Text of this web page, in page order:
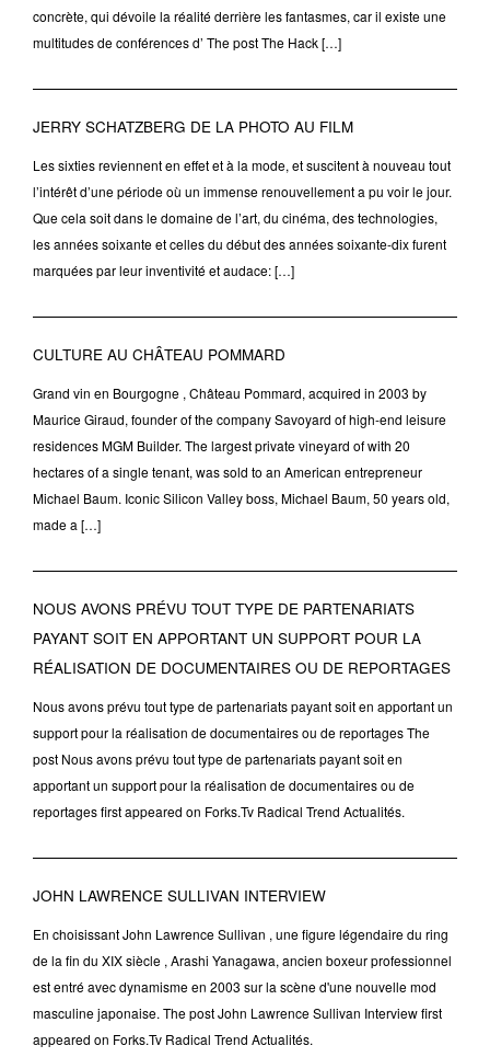
concrète, qui dévoile la réalité derrière les fantasmes, car il existe une
multitudes de conférences d’ The post The Hack […]
JERRY SCHATZBERG DE LA PHOTO AU FILM
Les sixties reviennent en effet et à la mode, et suscitent à nouveau tout
l’intérêt d’une période où un immense renouvellement a pu voir le jour.
Que cela soit dans le domaine de l’art, du cinéma, des technologies,
les années soixante et celles du début des années soixante-dix furent
marquées par leur inventivité et audace: […]
CULTURE AU CHÂTEAU POMMARD
Grand vin en Bourgogne , Château Pommard, acquired in 2003 by
Maurice Giraud, founder of the company Savoyard of high-end leisure
residences MGM Builder. The largest private vineyard of with 20
hectares of a single tenant, was sold to an American entrepreneur
Michael Baum. Iconic Silicon Valley boss, Michael Baum, 50 years old,
made a […]
NOUS AVONS PRÉVU TOUT TYPE DE PARTENARIATS
PAYANT SOIT EN APPORTANT UN SUPPORT POUR LA
RÉALISATION DE DOCUMENTAIRES OU DE REPORTAGES
Nous avons prévu tout type de partenariats payant soit en apportant un
support pour la réalisation de documentaires ou de reportages The
post Nous avons prévu tout type de partenariats payant soit en
apportant un support pour la réalisation de documentaires ou de
reportages first appeared on Forks.Tv Radical Trend Actualités.
JOHN LAWRENCE SULLIVAN INTERVIEW
En choisissant John Lawrence Sullivan , une figure légendaire du ring
de la fin du XIX siècle , Arashi Yanagawa, ancien boxeur professionnel
est entré avec dynamisme en 2003 sur la scène d'une nouvelle mod
masculine japonaise. The post John Lawrence Sullivan Interview first
appeared on Forks.Tv Radical Trend Actualités.